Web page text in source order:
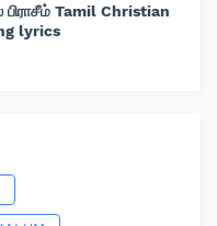
பிராசீம் Tamil Christian
lyrics